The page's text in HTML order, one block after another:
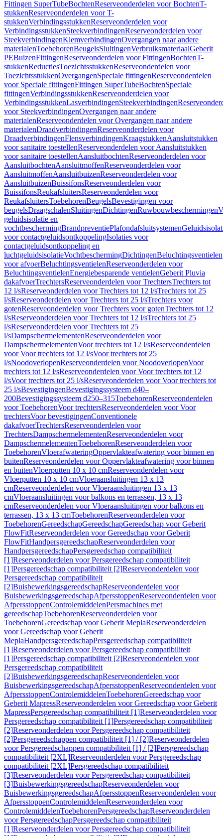
Fittingen SuperTubeBochtenReserveonderdelen voor BochtenT-
stukkenReserveonderdelen voor T-
stukkenVerbindingsstukkenReserveonderdelen voor
VerbindingsstukkenSteekverbindingenReserveonderdelen voor
SteekverbindingenKlemverbindingenOvergangen naar andere
materialenToebehorenBeugelsSluitingenVerbruiksmateriaalGeberit
PEBuizenFittingenReserveonderdelen voor FittingenBochtenT-
stukkenReductiesToezichtsstukkenReserveonderdelen voor
ToezichtsstukkenOvergangenSpeciale fittingenReserveonderdelen
voor Speciale fittingenFittingen SuperTubeBochtenSpeciale
fittingenVerbindingsstukkenReserveonderdelen voor
VerbindingsstukkenLasverbindingenSteekverbindingen
voor SteekverbindingenOvergangen naar andere
materialenReserveonderdelen voor Overgangen naar andere
materialenDraadverbindingenReserveonderdelen voor
DraadverbindingenFlensverbindingenKraagstukkenAansluitstukken
voor sanitaire toestellenReserveonderdelen voor Aansluitstukken
voor sanitaire toestellenAansluitbochtenReserveonderdelen voor
AansluitbochtenAansluitmoffenReserveonderdelen voor
AansluitmoffenAansluitbuizenReserveonderdelen voor
AansluitbuizenBuissifonsReserveonderdelen voor
BuissifonsReukafsluitersReserveonderdelen voor
ReukafsluitersToebehorenBeugelsBevestigingen voor
beugelsDraagschalenSluitingenDichtingenRuwbouwbeschermingen
geluidsisolatie en
vochtbeschermingBrandpreventiePlafondafsluitsystemen
voor contactgeluidsontkoppelingIsolaties voor
contactgeluidsontkoppeling en
luchtgeluidsisolatieVochtbeschermingDichtingenBeluchtingsventielen
voor afvoerBeluchtingsventielenReserveonderdelen voor
BeluchtingsventielenEnergiebesparende ventielenGeberit Pluvia
dakafvoerTrechtersReserveonderdelen voor TrechtersTrechters tot
12 l/sReserveonderdelen voor Trechters tot 12 l/sTrechters tot 25
l/sReserveonderdelen voor Trechters tot 25 l/sTrechters voor
gotenReserveonderdelen voor Trechters voor gotenTrechters tot 12
l/sReserveonderdelen voor Trechters tot 12 l/sTrechters tot 25
l/sReserveonderdelen voor Trechters tot 25
l/sDampschermelementenReserveonderdelen voor
DampschermelementenVoor trechters tot 12 l/sReserveonderdelen
voor Voor trechters tot 12 l/sVoor trechters tot 25
l/sNoodoverlopenReserveonderdelen voor NoodoverlopenVoor
trechters tot 12 l/sReserveonderdelen voor Voor trechters tot 12
l/sVoor trechters tot 25 l/sReserveonderdelen voor Voor trechters tot
25 l/sBevestigingenBevestigingssysteem d40–
200Bevestigingssysteem d250–315ToebehorenReserveonderdelen
voor ToebehorenVoor trechtersReserveonderdelen voor Voor
trechtersVoor bevestigingenConventionele
dakafvoerTrechtersReserveonderdelen voor
TrechtersDampschermelementenReserveonderdelen voor
DampschermelementenToebehorenReserveonderdelen voor
ToebehorenVloerafwateringOppervlakteafwatering voor binnen en
buitenReserveonderdelen voor Oppervlakteafwatering voor binnen
en buitenVloerputten 10 x 10 cmReserveonderdelen voor
Vloerputten 10 x 10 cmVloeraansluitingen 13 x 13
cmReserveonderdelen voor Vloeraansluitingen 13 x 13
cmVloeraansluitingen voor balkons en terrassen, 13 x 13
cmReserveonderdelen voor Vloeraansluitingen voor balkons en
terrassen, 13 x 13 cmToebehorenReserveonderdelen voor
ToebehorenGereedschapGereedschapGereedschap voor Geberit
FlowFitReserveonderdelen voor Gereedschap voor Geberit
FlowFitHandpersgereedschapReserveonderdelen voor
HandpersgereedschapPersgereedschap compatibiliteit
[1]Reserveonderdelen voor Persgereedschap compatibiliteit
[1]Persgereedschap compatibiliteit [2]Reserveonderdelen voor
Persgereedschap compatibiliteit
[2]BuisbewerkingsgereedschapReserveonderdelen voor
BuisbewerkingsgereedschapAfpersstoppenReserveonderdelen voor
AfpersstoppenControlemiddelenPersmachines met
gereedschapToebehorenReserveonderdelen voor
ToebehorenGereedschap voor Geberit MeplaReserveonderdelen
voor Gereedschap voor Geberit
MeplaHandpersgereedschapPersgereedschap compatibiliteit
[1]Reserveonderdelen voor Persgereedschap compatibiliteit
[1]Persgereedschap compatibiliteit [2]Reserveonderdelen voor
Persgereedschap compatibiliteit
[2]BuisbewerkingsgereedschapReserveonderdelen voor
BuisbewerkingsgereedschapAfpersstoppenReserveonderdelen voor
AfpersstoppenControlemiddelenToebehorenGereedschap voor
Geberit MapressReserveonderdelen voor Gereedschap voor Geberit
MapressPersgereedschap compatibiliteit [1]Reserveonderdelen voor
Persgereedschap compatibiliteit [1]Persgereedschap compatibiliteit
[2]Reserveonderdelen voor Persgereedschap compatibiliteit
[2]Persgereedschappen compatibiliteit [1] / [2]Reserveonderdelen
voor Persgereedschappen compatibiliteit [1] / [2]Persgereedschap
compatibiliteit [2XL]Reserveonderdelen voor Persgereedschap
compatibiliteit [2XL]Persgereedschap compatibiliteit
[3]Reserveonderdelen voor Persgereedschap compatibiliteit
[3]BuisbewerkingsgereedschapReserveonderdelen voor
BuisbewerkingsgereedschapAfpersstoppenReserveonderdelen voor
AfpersstoppenControlemiddelenReserveonderdelen voor
ControlemiddelenToebehorenPersgereedschapReserveonderdelen
voor PersgereedschapPersgereedschap compatibiliteit
[1]Reserveonderdelen voor Persgereedschap compatibiliteit